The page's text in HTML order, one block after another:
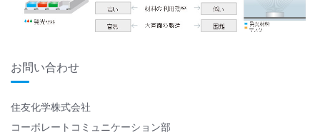
お問い合わせ
住友化学株式会社
コーポレートコミュニケーション部